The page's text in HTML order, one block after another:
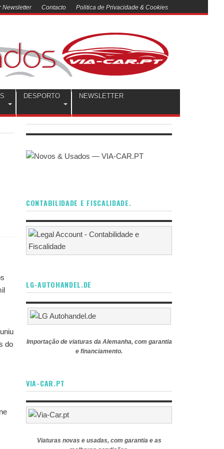
Newsletter Contacto Politica de Privacidade & Cookies
DESPORTO NEWSLETTER
do
CONTABILIDADE E FISCALIDADE.
LG-AUTOHANDEL.DE
Importação de viaturas da Alemanha, com garantia
e financiamento.
VIA-CAR.PT
Viaturas novas e usadas, com garantia e as